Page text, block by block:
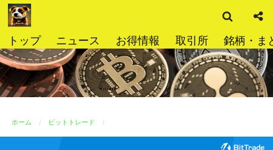
コ
ン
ン
ツ
へ
ス
プ
トップ ニュース お得情報 取引所 銘柄・ま
索
ホーム ビットトレード